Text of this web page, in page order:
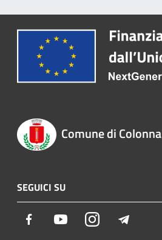
Comune di Colonna
SEGUICI SU
Facebook YoutubeInstagram